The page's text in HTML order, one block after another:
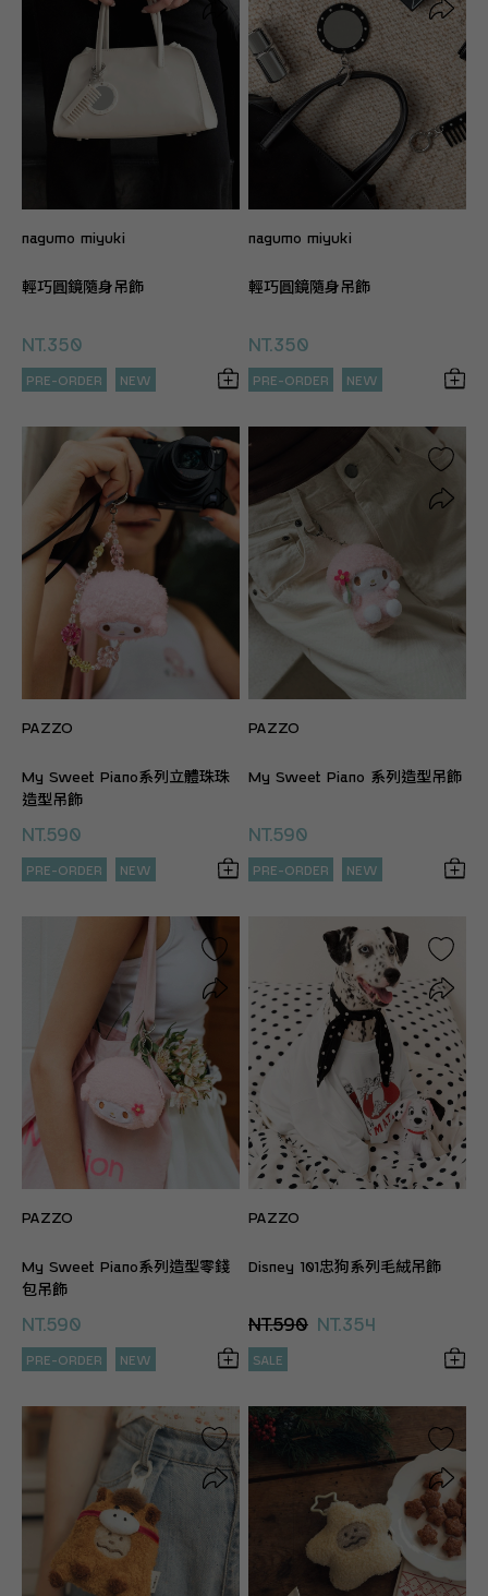
nagumo miyuki
輕巧圓鏡隨身吊飾
NT.350
PRE-ORDER NEW
nagumo miyuki
輕巧圓鏡隨身吊飾
NT.350
PRE-ORDER NEW
PAZZO
My Sweet Piano系列立體珠珠
造型吊飾
NT.590
PRE-ORDER NEW
PAZZO
My Sweet Piano 系列造型吊飾
NT.590
PRE-ORDER NEW
PAZZO
My Sweet Piano系列造型零錢
包吊飾
NT.590
PRE-ORDER NEW
PAZZO
Disney 101忠狗系列毛絨吊飾
NT.590 NT.354
SALE